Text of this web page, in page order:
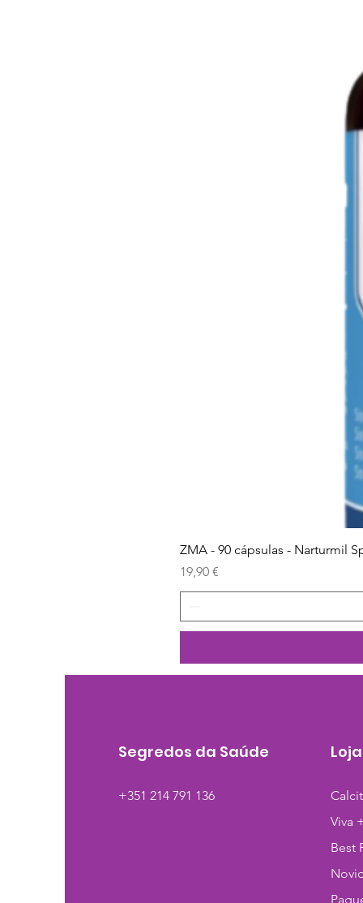
ZMA - 90 cápsulas - Narturmil
Preço
19,90 €
Segredos da Saúde
+351 214 791 136
Loja
Viva
Best